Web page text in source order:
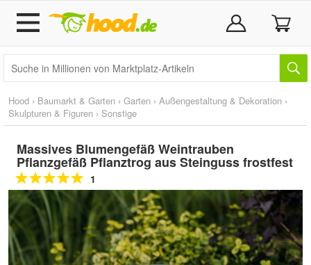
Hood › Baumarkt & Garten › Garten › Außengestaltung & Dekoration ›
Skulpturen & Figuren › Sonstige
Massives Blumengefäß Weintrauben
Pflanzgefäß Pflanztrog aus Steinguss frostfest
1